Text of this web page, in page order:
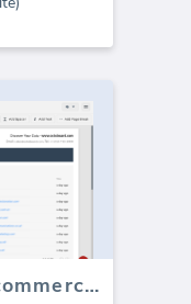
Transazioni Suite E-commerce (Report)